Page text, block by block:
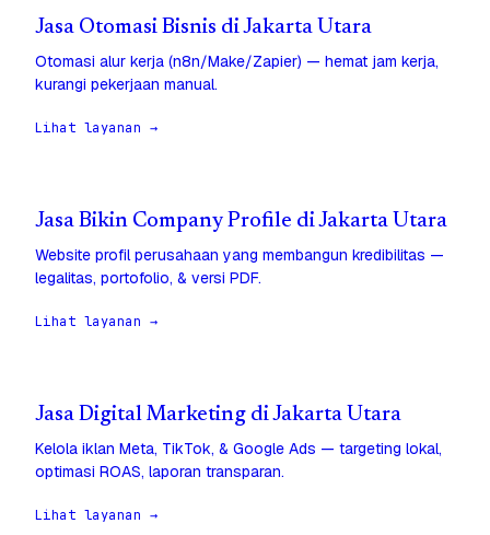
Jasa Otomasi Bisnis di Jakarta Utara
Otomasi alur kerja (n8n/Make/Zapier) — hemat jam kerja,
kurangi pekerjaan manual.
Lihat layanan →
Jasa Bikin Company Profile di Jakarta Utara
Website profil perusahaan yang membangun kredibilitas —
legalitas, portofolio, & versi PDF.
Lihat layanan →
Jasa Digital Marketing di Jakarta Utara
Kelola iklan Meta, TikTok, & Google Ads — targeting lokal,
optimasi ROAS, laporan transparan.
Lihat layanan →